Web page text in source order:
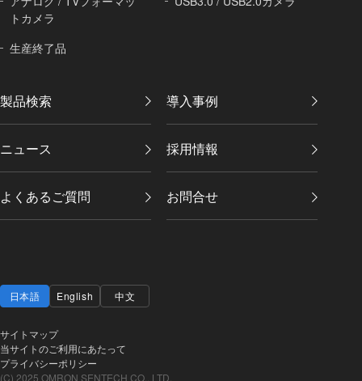
トカメラ
生産終了品
製品検索 導入事例
ニュース 採用情報
よくあるご質問 お問合せ
日本語 English 中文
サイトマップ
当サイトのご利用にあたって
プライバシーポリシー
(C) 2025 OMRON SENTECH CO., LTD.